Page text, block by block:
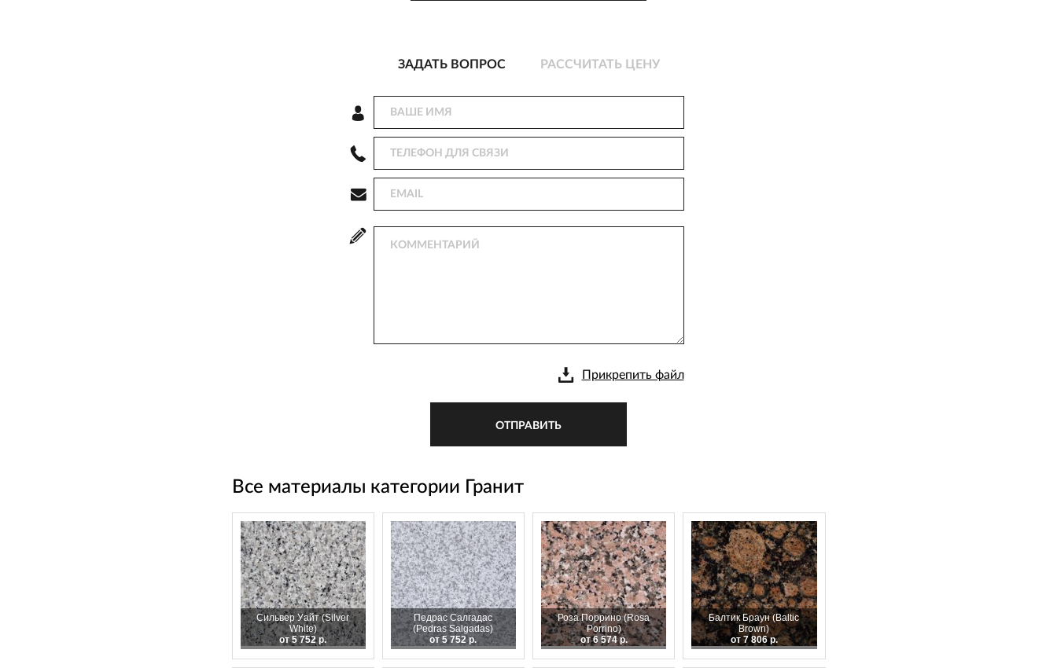
ЗАДАТЬ ВОПРОС РАССЧИТАТЬ ЦЕНУ
Прикрепить файл
ОТПРАВИТЬ
Все материалы категории Гранит
Сильвер Уайт (Silver
White)
от 5 752 р.
Педрас Салгадас
(Pedras Salgadas)
от 5 752 р.
Роза Поррино (Rosa
Porrino)
от 6 574 р.
Балтик Браун (Baltic
Brown)
от 7 806 р.